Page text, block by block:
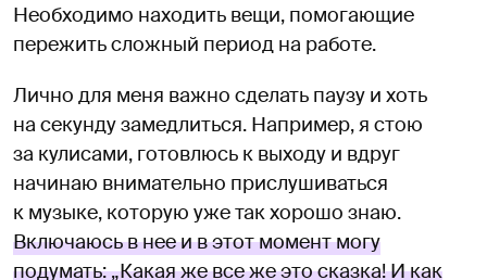
Необходимо находить вещи, помогающие
пережить сложный период на работе.
Лично для меня важно сделать паузу и хоть
на секунду замедлиться. Например, я стою
за кулисами, готовлюсь к выходу и вдруг
начинаю внимательно прислушиваться
к музыке, которую уже так хорошо знаю.
Включаюсь в нее и в этот момент могу
подумать: „Какая же все же это сказка! И как